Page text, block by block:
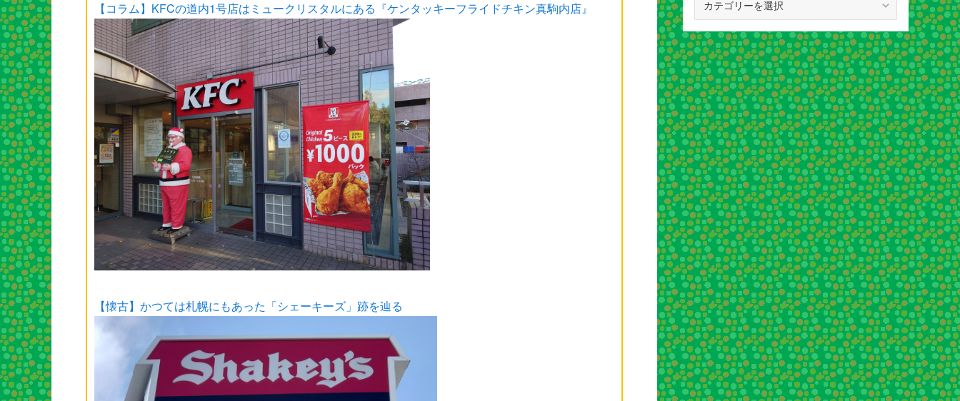
【コラム】KFCの道内1号店はミュークリスタルにある『ケンタッキーフライドチキン真駒内店』
【懐古】かつては札幌にもあった「シェーキーズ」跡を辿る
ゴ
リ
ー